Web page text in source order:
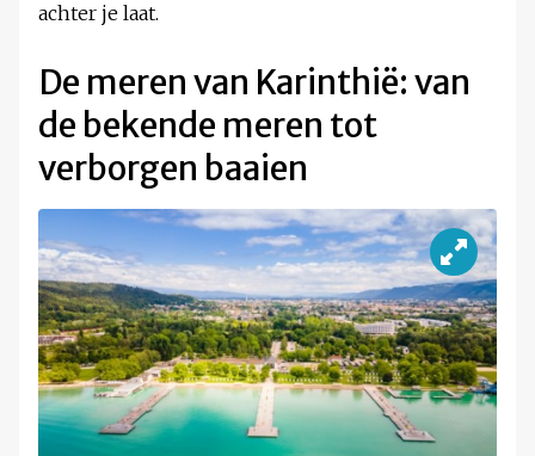
achter je laat.
De meren van Karinthië: van
de bekende meren tot
verborgen baaien